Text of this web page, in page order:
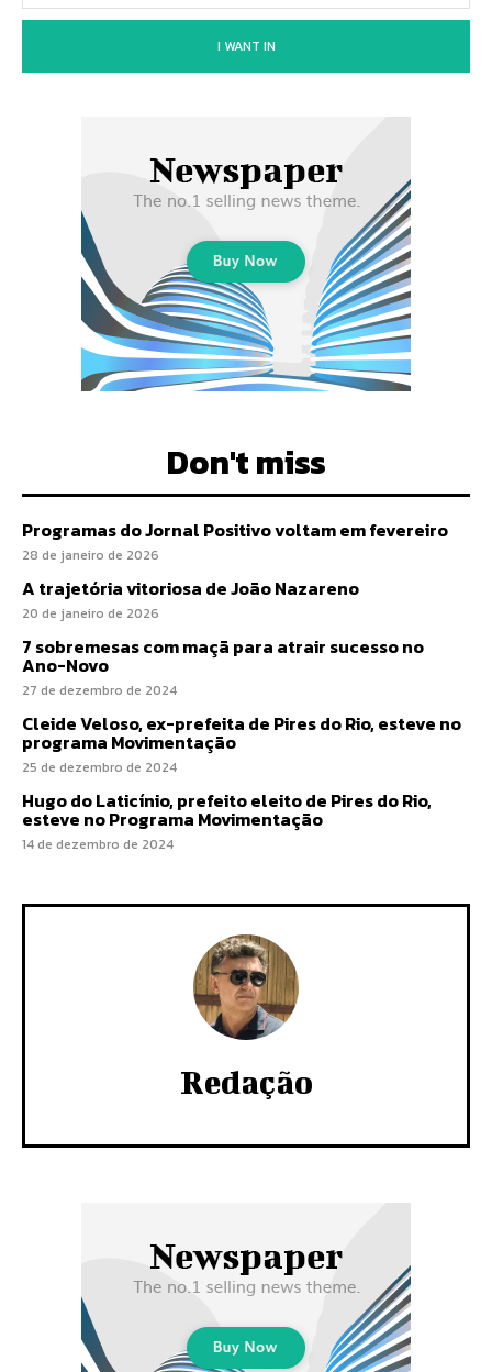
I WANT IN
Don't miss
Programas do Jornal Positivo voltam em fevereiro
28 de janeiro de 2026
A trajetória vitoriosa de João Nazareno
20 de janeiro de 2026
7 sobremesas com maçã para atrair sucesso no
Ano-Novo
27 de dezembro de 2024
Cleide Veloso, ex-prefeita de Pires do Rio, esteve no
programa Movimentação
25 de dezembro de 2024
Hugo do Laticínio, prefeito eleito de Pires do Rio,
esteve no Programa Movimentação
14 de dezembro de 2024
Redação